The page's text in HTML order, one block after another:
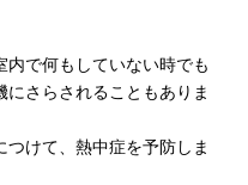
で何もしていない時でも
さらされることもありま
けて、熱中症を予防しま